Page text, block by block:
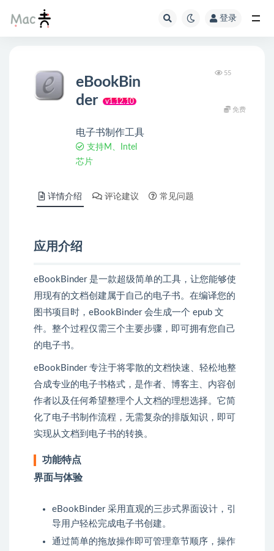
登录
eBookBin
der
v1.12.10
电子书制作工具
支持M、Intel
芯片
55
免费
详情介绍 评论建议 常见问题
应用介绍
eBookBinder 是一款超级简单的工具，让您能够使
用现有的文档创建属于自己的电子书。在编译您的
图书项目时，eBookBinder 会生成一个 epub 文
件。整个过程仅需三个主要步骤，即可拥有您自己
的电子书。
eBookBinder 专注于将零散的文档快速、轻松地整
合成专业的电子书格式，是作者、博客主、内容创
作者以及任何希望整理个人文档的理想选择。它简
化了电子书制作流程，无需复杂的排版知识，即可
实现从文档到电子书的转换。
功能特点
界面与体验
eBookBinder 采用直观的三步式界面设计，引
导用户轻松完成电子书创建。
通过简单的拖放操作即可管理章节顺序，操作